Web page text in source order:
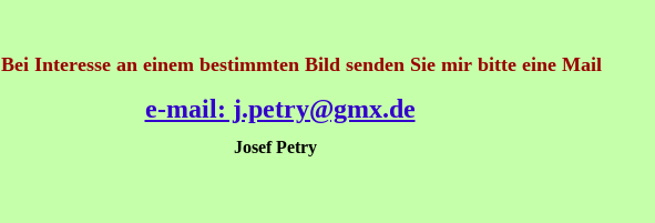
Bei Interesse an einem bestimmten Bild senden Sie mir bitte eine Mail
e-mail: j.petry@gmx.de
Josef Petry